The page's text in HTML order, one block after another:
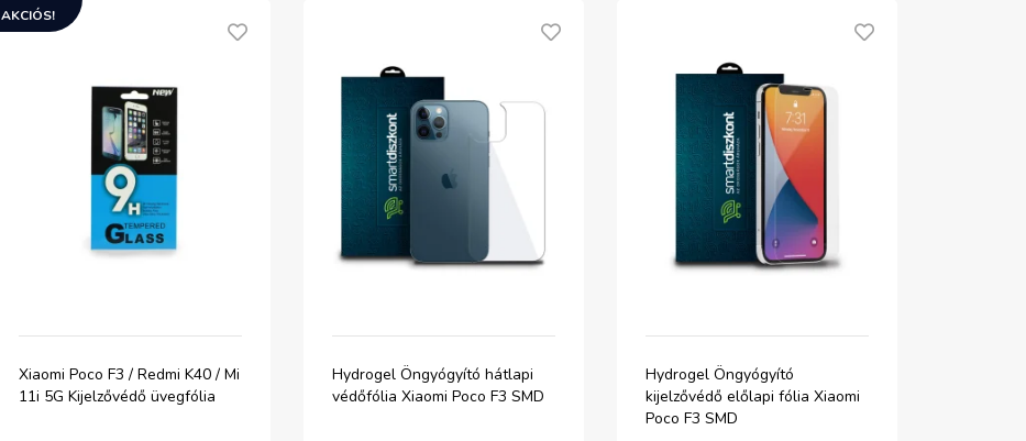
AKCIÓS!
Xiaomi Poco F3 / Redmi K40 / Mi
11i 5G Kijelzővédő üvegfólia
Hydrogel Öngyógyító hátlapi
védőfólia Xiaomi Poco F3 SMD
Hydrogel Öngyógyító
kijelzővédő előlapi fólia Xiaomi
Poco F3 SMD